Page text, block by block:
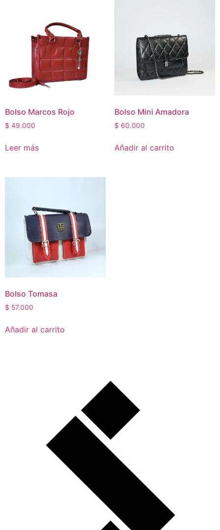
Bolso Marcos Rojo
$ 49.000
Leer más
Bolso Mini Amadora
$ 60.000
Añadir al carrito
Bolso Tomasa
$ 57.000
Añadir al carrito